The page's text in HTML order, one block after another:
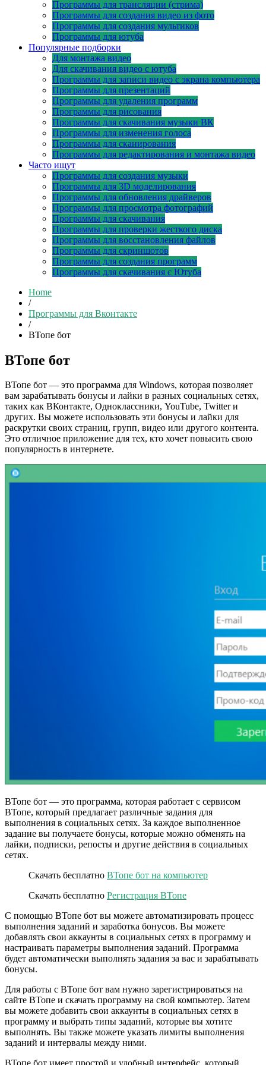
Программы для трансляции (стрима)
Программы для создания видео из фото
Программы для создания мультиков
Программы для ютуба
Популярные подборки
Для монтажа видео
Для скачивания видео с ютуба
Программы для записи видео с экрана компьютера
Программы для презентаций
Программы для удаления программ
Программы для рисования
Программы для скачивания музыки ВК
Программы для изменения голоса
Программы для сканирования
Программы для редактирования и монтажа видео
Часто ищут
Программы для создания музыки
Программы для 3D моделирования
Программы для обновления драйверов
Программы для просмотра фотографий
Программы для скачивания
Программы для проверки жесткого диска
Программы для восстановления файлов
Программы для скриншотов
Программы для создания программ
Программы для скачивания с Ютуба
Home
/
Программы для Вконтакте
/
ВТопе бот
ВТопе бот
ВТопе бот — это программа для Windows, которая позволяет
вам зарабатывать бонусы и лайки в разных социальных сетях,
таких как ВКонтакте, Одноклассники, YouTube, Twitter и
других. Вы можете использовать эти бонусы и лайки для
раскрутки своих страниц, групп, видео или другого контента.
Это отличное приложение для тех, кто хочет повысить свою
популярность в интернете.
ВТопе бот — это программа, которая работает с сервисом
ВТопе, который предлагает различные задания для
выполнения в социальных сетях. За каждое выполненное
задание вы получаете бонусы, которые можно обменять на
лайки, подписки, репосты и другие действия в социальных
сетях.
Скачать бесплатно ВТопе бот на компьютер
Скачать бесплатно Регистрация ВТопе
С помощью ВТопе бот вы можете автоматизировать процесс
выполнения заданий и заработка бонусов. Вы можете
добавлять свои аккаунты в социальных сетях в программу и
настраивать параметры выполнения заданий. Программа
будет автоматически выполнять задания за вас и зарабатывать
бонусы.
Для работы с ВТопе бот вам нужно зарегистрироваться на
сайте ВТопе и скачать программу на свой компьютер. Затем
вы можете добавить свои аккаунты в социальных сетях в
программу и выбрать типы заданий, которые вы хотите
выполнять. Вы также можете указать лимиты выполнения
заданий и интервалы между ними.